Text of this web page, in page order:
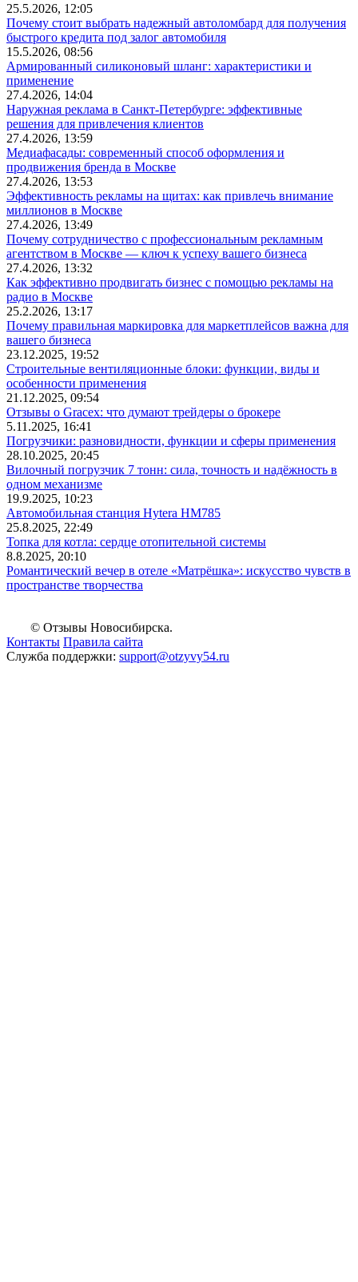
25.5.2026, 12:05
Почему стоит выбрать надежный автоломбард для получения
быстрого кредита под залог автомобиля
15.5.2026, 08:56
Армированный силиконовый шланг: характеристики и
применение
27.4.2026, 14:04
Наружная реклама в Санкт-Петербурге: эффективные
решения для привлечения клиентов
27.4.2026, 13:59
Медиафасады: современный способ оформления и
продвижения бренда в Москве
27.4.2026, 13:53
Эффективность рекламы на щитах: как привлечь внимание
миллионов в Москве
27.4.2026, 13:49
Почему сотрудничество с профессиональным рекламным
агентством в Москве — ключ к успеху вашего бизнеса
27.4.2026, 13:32
Как эффективно продвигать бизнес с помощью рекламы на
радио в Москве
25.2.2026, 13:17
Почему правильная маркировка для маркетплейсов важна для
вашего бизнеса
23.12.2025, 19:52
Строительные вентиляционные блоки: функции, виды и
особенности применения
21.12.2025, 09:54
Отзывы о Gracex: что думают трейдеры о брокере
5.11.2025, 16:41
Погрузчики: разновидности, функции и сферы применения
28.10.2025, 20:45
Вилочный погрузчик 7 тонн: сила, точность и надёжность в
одном механизме
19.9.2025, 10:23
Автомобильная станция Hytera HM785
25.8.2025, 22:49
Топка для котла: сердце отопительной системы
8.8.2025, 20:10
Романтический вечер в отеле «Матрёшка»: искусство чувств в
пространстве творчества
© Отзывы Новосибирска.
Контакты Правила сайта
Служба поддержки: support@otzyvy54.ru